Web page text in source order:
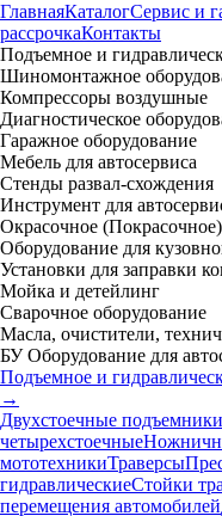
ГлавнаяКаталогСервис и
рассрочкаКонтакты
Подъемное и
Шиномонтажное
Компрессоры воздушные
Диагностическое
Гаражное оборудование
Мебель для автосервиса
Стенды развал-схождения
Инструмент для
Окрасочное
Оборудование для
Установки для заправки
Мойка и детейлинг
Сварочное оборудование
Масла, очистители,
БУ Оборудование для
Подъемное и
→
Двухстоечные подъемники
четырехстоечные
мототехникиТраверсы
гидравлическиеСтойки
перемещения автомобилей